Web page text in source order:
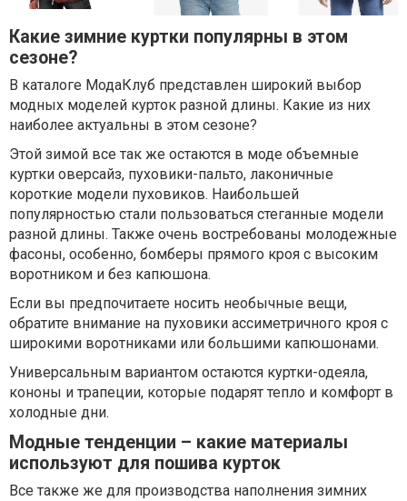
Какие зимние куртки популярны в этом
сезоне?
В каталоге МодаКлуб представлен широкий выбор
модных моделей курток разной длины. Какие из них
наиболее актуальны в этом сезоне?
Этой зимой все так же остаются в моде объемные
куртки оверсайз, пуховики-пальто, лаконичные
короткие модели пуховиков. Наибольшей
популярностью стали пользоваться стеганные модели
разной длины. Также очень востребованы молодежные
фасоны, особенно, бомберы прямого кроя с высоким
воротником и без капюшона.
Если вы предпочитаете носить необычные вещи,
обратите внимание на пуховики ассиметричного кроя с
широкими воротниками или большими капюшонами.
Универсальным вариантом остаются куртки-одеяла,
кононы и трапеции, которые подарят тепло и комфорт в
холодные дни.
Модные тенденции – какие материалы
используют для пошива курток
Все также же для производства наполнения зимних